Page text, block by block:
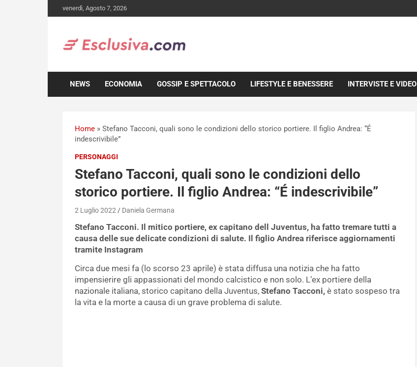
to
venerdì, Agosto 7, 2026
NEWS ECONOMIA GOSSIP E SPETTACOLO LIFESTYLE E BENESSERE INTERVISTE E VIDEO
Home » Stefano Tacconi, quali sono le condizioni dello storico portiere. Il figlio Andrea: “É
indescrivibile”
PERSONAGGI
Stefano Tacconi, quali sono le condizioni dello
storico portiere. Il figlio Andrea: “É indescrivibile”
2 Luglio 2022 Daniela Germana
Stefano Tacconi. Il mitico portiere, ex capitano dell Juventus, ha fatto tremare tutti a
causa delle sue delicate condizioni di salute. Il figlio Andrea riferisce aggiornamenti
tramite Instagram
Circa due mesi fa (lo scorso 23 aprile) è stata diffusa una notizia che ha fatto
impensierire gli appassionati del mondo calcistico e non solo. L’ex portiere della
nazionale italiana, storico capitano della Juventus, Stefano Tacconi, è stato sospeso tra
la vita e la morte a causa di un grave problema di salute.